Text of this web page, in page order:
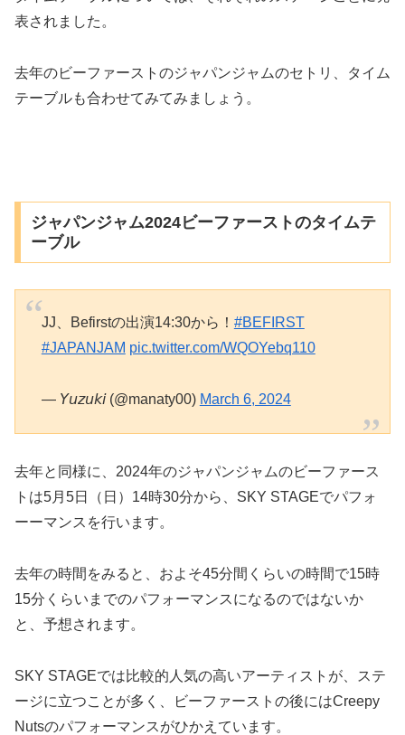
表されました。
去年のビーファーストのジャパンジャムのセトリ、タイム
テーブルも合わせてみてみましょう。
ジャパンジャム2024ビーファーストのタイムテ
ーブル
JJ、Befirstの出演14:30から！ #BEFIRST
#JAPANJAM pic.twitter.com/WQOYebq110
— 𝘠𝘶𝘻𝘶𝘬𝘪 (@manaty00) March 6, 2024
去年と同様に、2024年のジャパンジャムのビーファース
トは5月5日（日）14時30分から、SKY STAGEでパフォ
ーーマンスを行います。
去年の時間をみると、およそ45分間くらいの時間で15時
15分くらいまでのパフォーマンスになるのではないか
と、予想されます。
SKY STAGEでは比較的人気の高いアーティストが、ステ
ージに立つことが多く、ビーファーストの後にはCreepy
Nutsのパフォーマンスがひかえています。